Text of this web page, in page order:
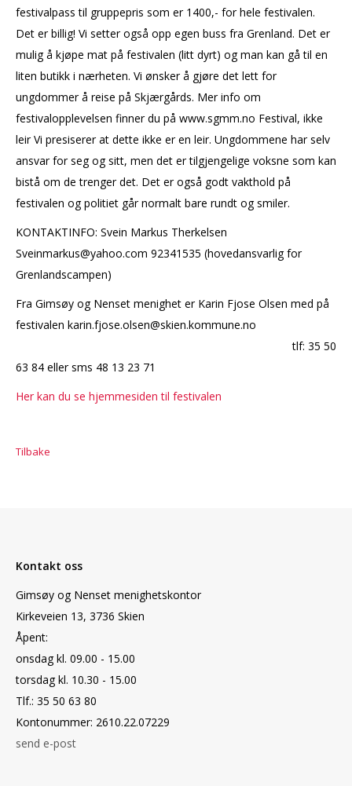
festivalpass til gruppepris som er 1400,- for hele festivalen.
Det er billig! Vi setter også opp egen buss fra Grenland. Det er
mulig å kjøpe mat på festivalen (litt dyrt) og man kan gå til en
liten butikk i nærheten. Vi ønsker å gjøre det lett for
ungdommer å reise på Skjærgårds. Mer info om
festivalopplevelsen finner du på www.sgmm.no Festival, ikke
leir Vi presiserer at dette ikke er en leir. Ungdommene har selv
ansvar for seg og sitt, men det er tilgjengelige voksne som kan
bistå om de trenger det. Det er også godt vakthold på
festivalen og politiet går normalt bare rundt og smiler.
KONTAKTINFO: Svein Markus Therkelsen
Sveinmarkus@yahoo.com 92341535 (hovedansvarlig for
Grenlandscampen)
Fra Gimsøy og Nenset menighet er Karin Fjose Olsen med på
festivalen karin.fjose.olsen@skien.kommune.no
tlf: 35 50
63 84 eller sms 48 13 23 71
Her kan du se hjemmesiden til festivalen
Tilbake
Kontakt oss
Gimsøy og Nenset menighetskontor
Kirkeveien 13, 3736 Skien
Åpent:
onsdag kl. 09.00 - 15.00
torsdag kl. 10.30 - 15.00
Tlf.: 35 50 63 80
Kontonummer: 2610.22.07229
send e-post